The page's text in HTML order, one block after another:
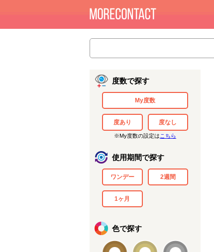
度数で探す
My度数
度あり 度なし
※My度数の設定は こちら
使用期間で探す
ワンデー 2週間
1ヶ月
色で探す